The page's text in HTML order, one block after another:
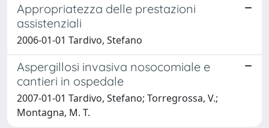
Appropriatezza delle prestazioni
assistenziali
2006-01-01 Tardivo, Stefano
Aspergillosi invasiva nosocomiale e
cantieri in ospedale
2007-01-01 Tardivo, Stefano; Torregrossa, V.;
Montagna, M. T.